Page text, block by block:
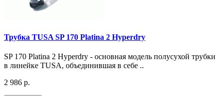
Трубка TUSA SP 170 Platina 2 Hyperdry
SP 170 Platina 2 Hyperdry - основная модель полусухой трубки
в линейке TUSA, объединившая в себе ..
2 986 р.